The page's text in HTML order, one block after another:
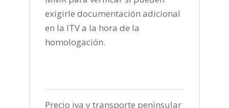
exigirle documentación adicional
en la ITV a la hora de la
homologación.
Precio iva y transporte peninsular